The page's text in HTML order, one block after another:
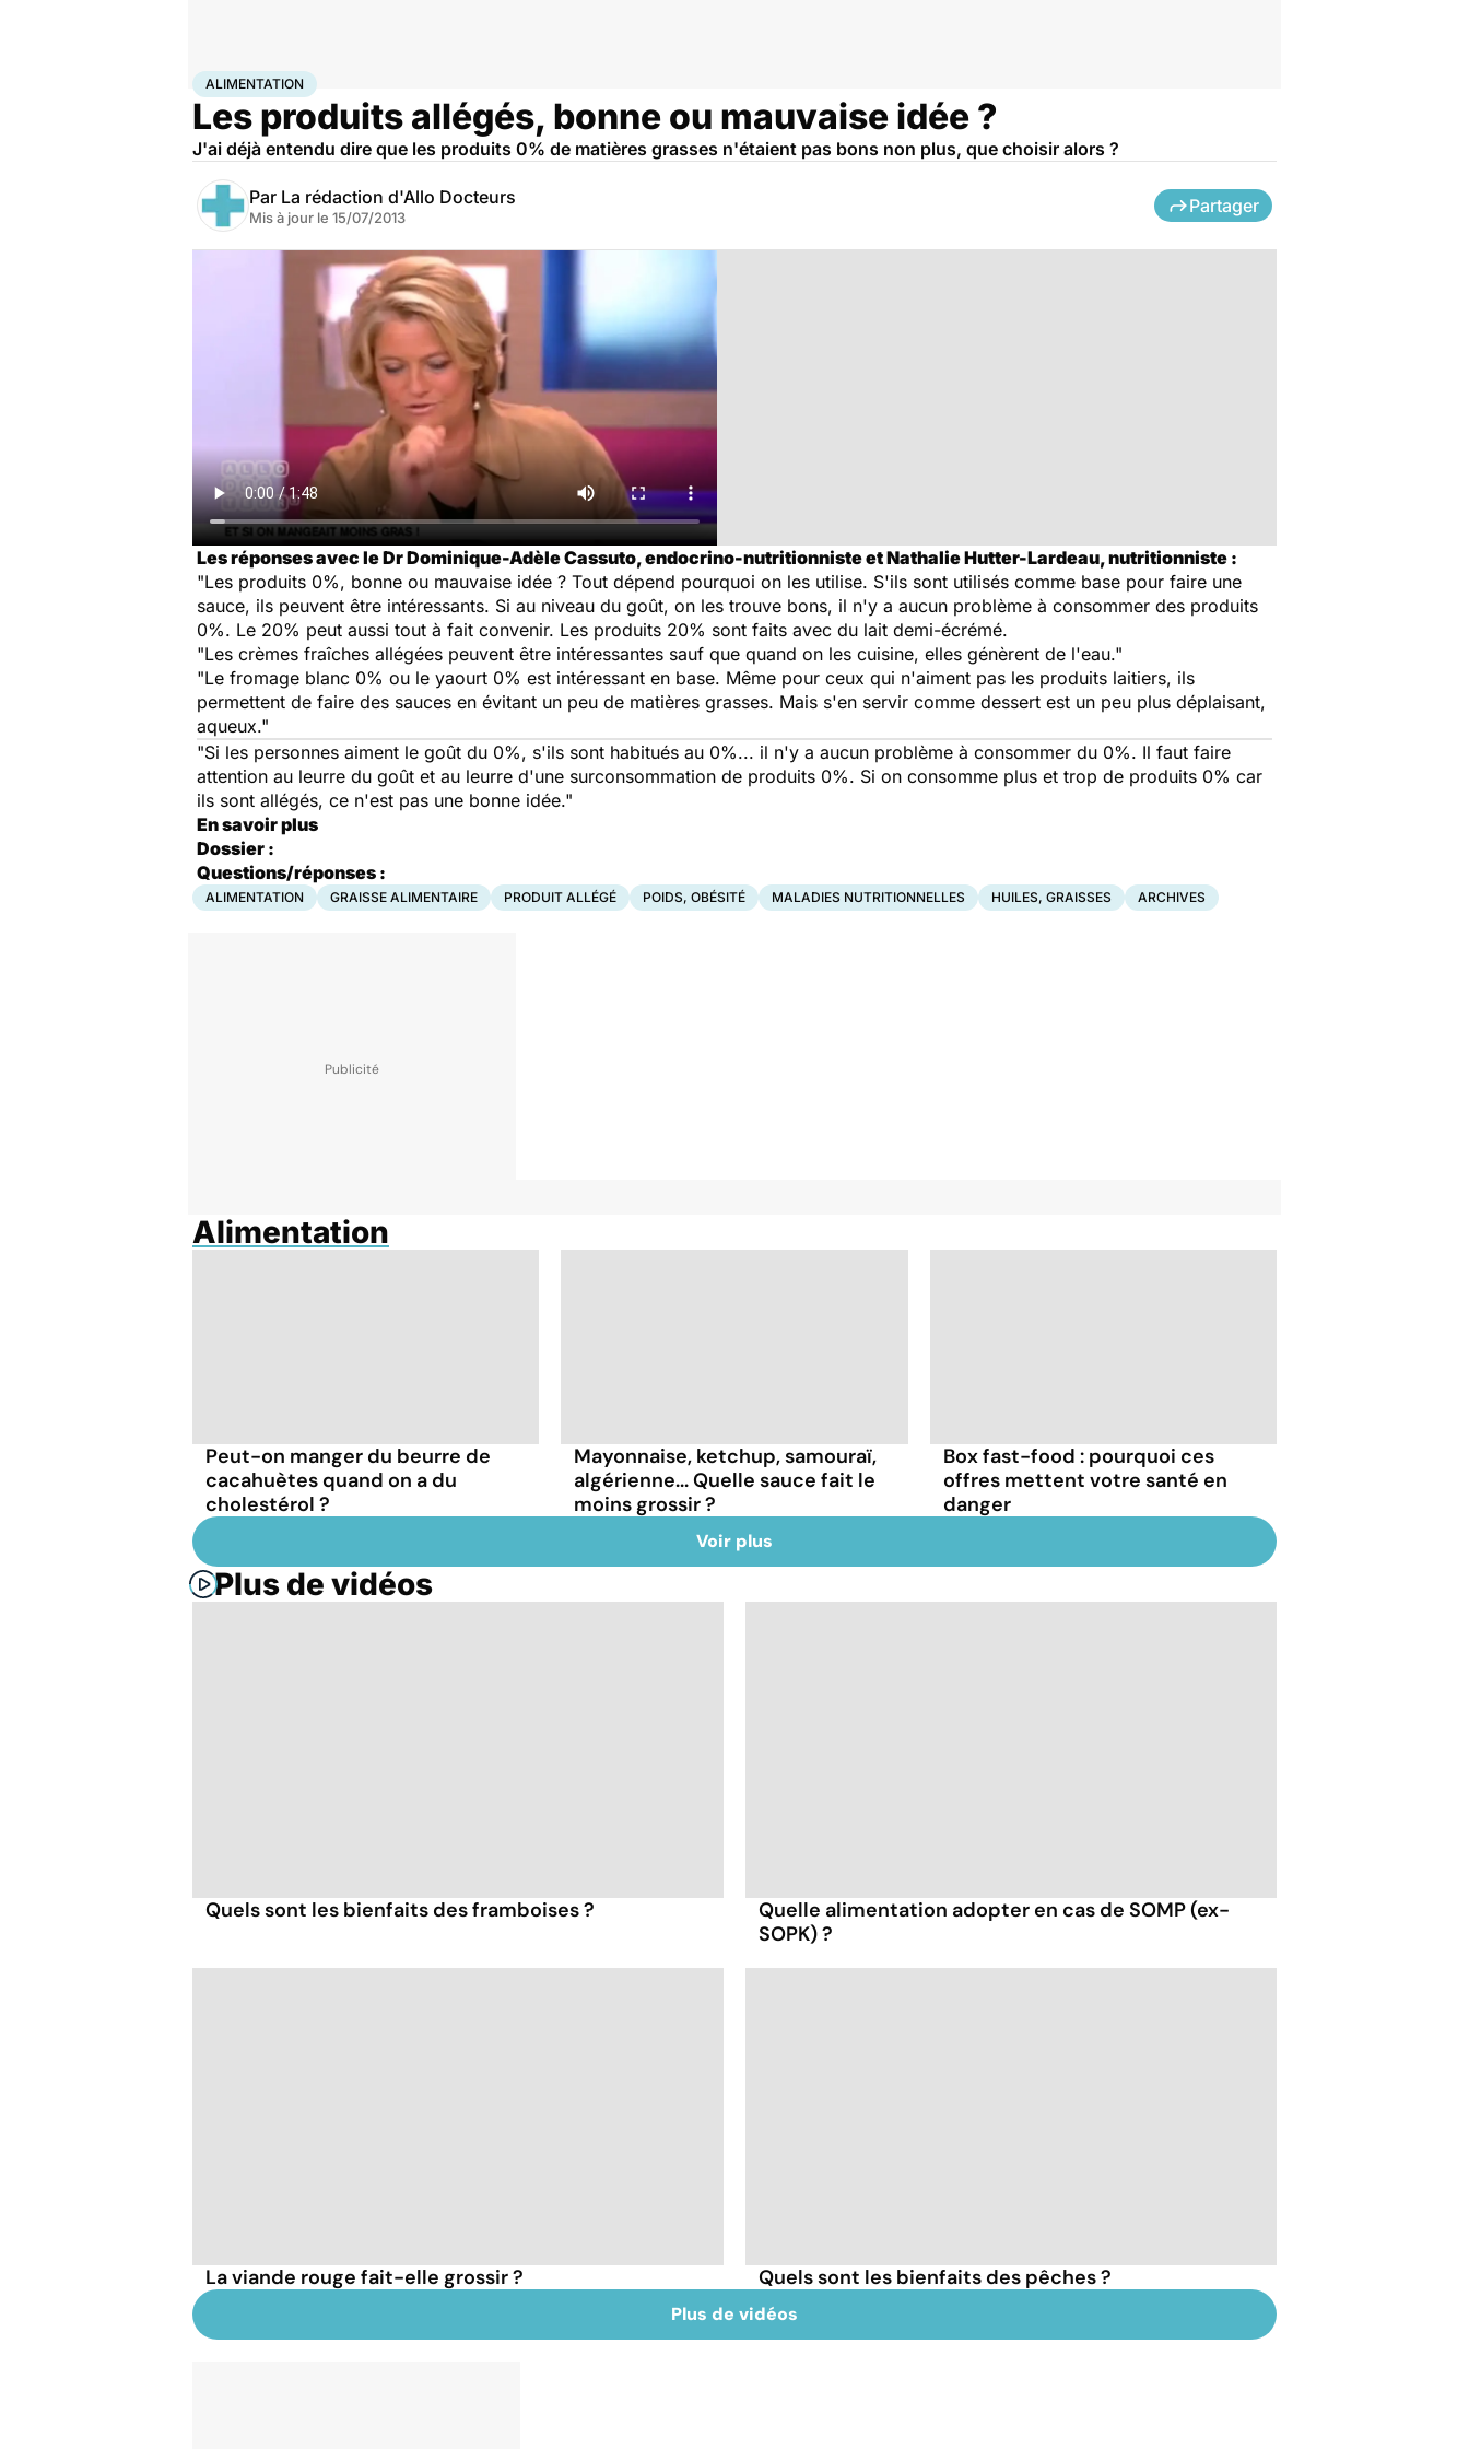
AccueilSantéMaladies
ALIMENTATION
Les produits allégés, bonne ou mauvaise idée ?
J'ai déjà entendu dire que les produits 0% de matières grasses n'étaient pas bons non plus, que choisir alors ?
Par La rédaction d'Allo Docteurs
Mis à jour le 15/07/2013
Partager
Les réponses avec le Dr Dominique-Adèle Cassuto, endocrino-nutritionniste et Nathalie Hutter-Lardeau, nutritionniste :
"Les produits 0%, bonne ou mauvaise idée ? Tout dépend pourquoi on les utilise. S'ils sont utilisés comme base pour faire une
sauce, ils peuvent être intéressants. Si au niveau du goût, on les trouve bons, il n'y a aucun problème à consommer des produits
0%. Le 20% peut aussi tout à fait convenir. Les produits 20% sont faits avec du lait demi-écrémé.
"Les crèmes fraîches allégées peuvent être intéressantes sauf que quand on les cuisine, elles génèrent de l'eau."
"Le fromage blanc 0% ou le yaourt 0% est intéressant en base. Même pour ceux qui n'aiment pas les produits laitiers, ils
permettent de faire des sauces en évitant un peu de matières grasses. Mais s'en servir comme dessert est un peu plus déplaisant,
aqueux."
"Si les personnes aiment le goût du 0%, s'ils sont habitués au 0%... il n'y a aucun problème à consommer du 0%. Il faut faire
attention au leurre du goût et au leurre d'une surconsommation de produits 0%. Si on consomme plus et trop de produits 0% car
ils sont allégés, ce n'est pas une bonne idée."
En savoir plus
Dossier :
Questions/réponses :
ALIMENTATION GRAISSE ALIMENTAIRE PRODUIT ALLÉGÉ POIDS, OBÉSITÉ MALADIES NUTRITIONNELLES HUILES, GRAISSES ARCHIVES
Alimentation
Peut-on manger du beurre de
cacahuètes quand on a du
cholestérol ?
Mayonnaise, ketchup, samouraï,
algérienne... Quelle sauce fait le
moins grossir ?
Box fast-food : pourquoi ces
offres mettent votre santé en
danger
Voir plus
Plus de vidéos
Quels sont les bienfaits des framboises ?
Quelle alimentation adopter en cas de SOMP (ex-
SOPK) ?
La viande rouge fait-elle grossir ? Quels sont les bienfaits des pêches ?
Plus de vidéos